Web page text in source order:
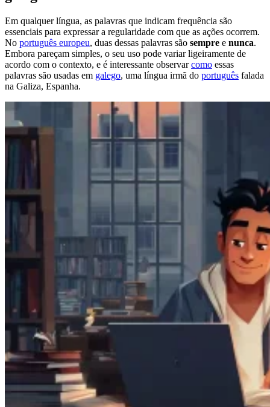
Em qualquer língua, as palavras que indicam frequência são
essenciais para expressar a regularidade com que as ações ocorrem.
No português europeu, duas dessas palavras são sempre e nunca.
Embora pareçam simples, o seu uso pode variar ligeiramente de
acordo com o contexto, e é interessante observarcomo essas
palavras são usadas em galego, uma língua irmã do português falada
na Galiza, Espanha.